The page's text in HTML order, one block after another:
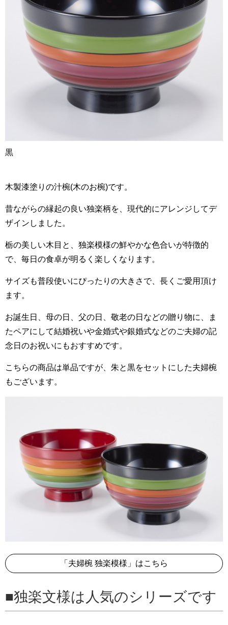
黒
木製漆塗りの汁椀(木のお椀)です。
昔ながらの縁起の良い独楽柄を、現代的にアレンジしてデ
ザインしました。
栃の美しい木目と、独楽模様の鮮やかな色合いが特徴的
で、毎日の食卓が明るく楽しくなります。
サイズも普段使いにぴったりの大きさで、長くご愛用頂け
ます。
お誕生日、母の日、父の日、敬老の日などの贈り物に、ま
たペアにして結婚祝いや金婚式や銀婚式などのご夫婦の記
念日のお祝いにもおすすめです。
こちらの商品は単品ですが、朱と黒をセットにした夫婦椀
もございます。
「夫婦椀 独楽模様」はこちら
独楽文様は人気のシリーズです